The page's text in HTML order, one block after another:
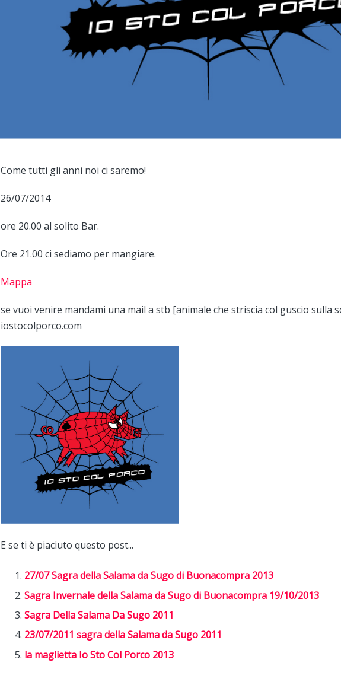
Come tutti gli anni noi ci saremo!
26/07/2014
ore 20.00 al solito Bar.
Ore 21.00 ci sediamo per mangiare.
Mappa
se vuoi venire mandami una mail a stb [animale che striscia col guscio sulla
iostocolporco.com
E se ti è piaciuto questo post...
27/07 Sagra della Salama da Sugo di Buonacompra 2013
Sagra Invernale della Salama da Sugo di Buonacompra 19/10/2013
Sagra Della Salama Da Sugo 2011
23/07/2011 sagra della Salama da Sugo 2011
la maglietta Io Sto Col Porco 2013